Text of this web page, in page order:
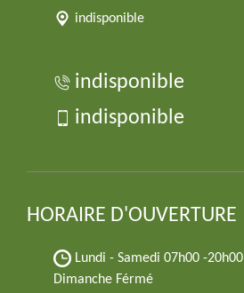
indisponible
indisponible
indisponible
HORAIRE D'OUVERTURE
Lundi - Samedi 07h00 -20h00
Dimanche Férmé